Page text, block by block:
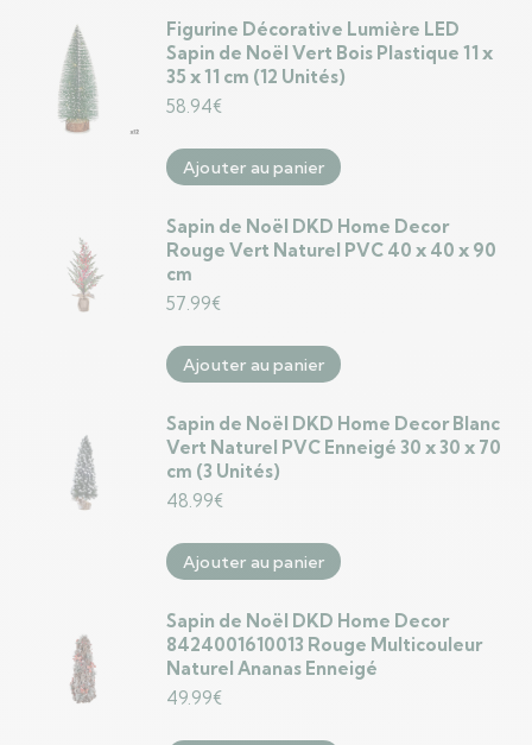
Figurine Décorative Lumière LED
Sapin de Noël Vert Bois Plastique 11 x
35 x 11 cm (12 Unités)
58.94€
Ajouter au panier
Sapin de Noël DKD Home Decor
Rouge Vert Naturel PVC 40 x 40 x 90
cm
57.99€
Ajouter au panier
Sapin de Noël DKD Home Decor Blanc
Vert Naturel PVC Enneigé 30 x 30 x 70
cm (3 Unités)
48.99€
Ajouter au panier
Sapin de Noël DKD Home Decor
8424001610013 Rouge Multicouleur
Naturel Ananas Enneigé
49.99€